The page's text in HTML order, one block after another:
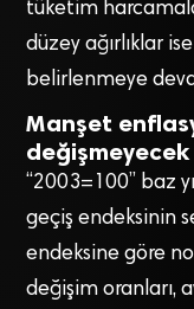
tüketim
düzey ağırlıklar
belirlenmeye
Manşet
değişmeyecek
“2003=100” baz
geçiş endeksinin
endeksine göre
değişim oranları,